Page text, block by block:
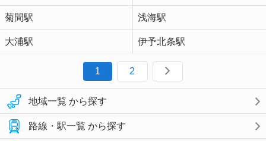
菊間駅 浅海駅
大浦駅 伊予北条駅
1 2
地域一覧 から探す
路線・駅一覧 から探す